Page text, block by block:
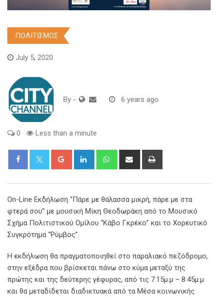
ΠΟΛΙΤΙΣΜΟΣ
July 5, 2020
By - 6 years ago
0 Less than a minute
Google+ LinkedIn WhatsappShare
On-Line Εκδήλωση “Πάρε με θάλασσα μικρή, πάρε με στα
φτερά σου” με μουσική Μίκη Θεοδωράκη από το Μουσικό
Σχήμα Πολιτιστικού Ομίλου “Κάβο Γκρέκο” και το Χορευτικό
Συγκρότημα “Ρύμβος”.
Η εκδήλωση θα πραγματοποιηθεί στο παραλιακό πεζόδρομο,
στην εξέδρα που βρίσκεται πάνω στο κύμα μεταξύ της
πρώτης και της δεύτερης γέφυρας, από τις 7:15μ.μ – 8:45μ.μ
και θα μεταδίδεται διαδικτυακά από τα Μέσα κοινωνικής